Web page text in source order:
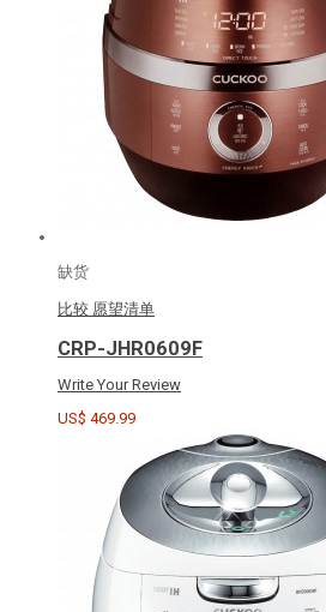
缺货
比较 愿望清单
CRP-JHR0609F
Write Your Review
US$ 469.99